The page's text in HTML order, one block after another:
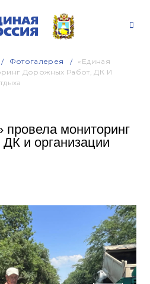
Фотогалерея
«Единая
Дорожных Работ, ДК И
провела мониторинг
и организации